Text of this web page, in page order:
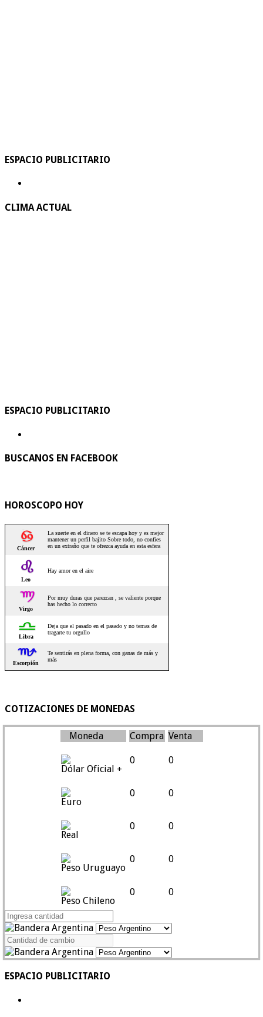
ESPACIO PUBLICITARIO
CLIMA ACTUAL
ESPACIO PUBLICITARIO
BUSCANOS EN FACEBOOK
HOROSCOPO HOY
COTIZACIONES DE MONEDAS
Moneda Compra Venta
Dólar Oficial +
0 0
Euro
0 0
Real
0 0
Peso Uruguayo
0 0
Peso Chileno
0 0
ESPACIO PUBLICITARIO